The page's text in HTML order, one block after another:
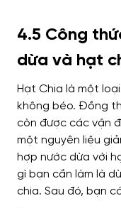
4.5 Công
dừa và hạt
Hạt Chia là một
không béo. Đồng
còn được các vận
một nguyên liệu
hợp nước dừa với
gì bạn cần làm là
chia. Sau đó, bạn